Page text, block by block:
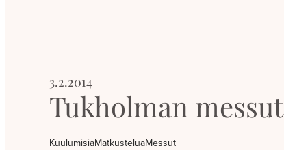
3.2.2014
Tukholman messut
KuulumisiaMatkusteluaMessut